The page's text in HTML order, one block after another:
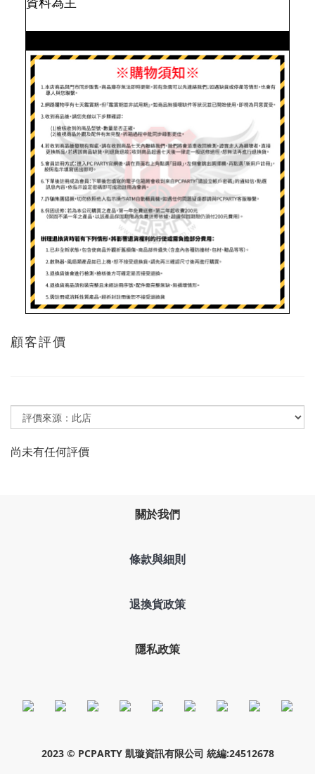
顧客評價
尚未有任何評價
關於我們
條款與細則
退換貨政策
隱私政策
2023 © PCPARTY 凱璇資訊有限公司 統編:24512678